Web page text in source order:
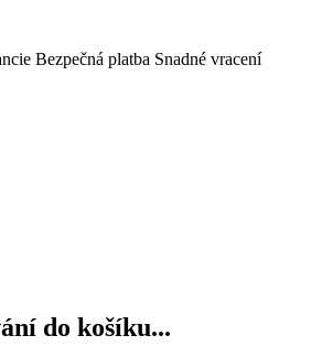
Bezpečná platba Snadné vracení
do košíku...